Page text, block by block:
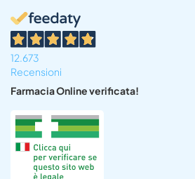
12.673
Recensioni
Farmacia Online verificata!